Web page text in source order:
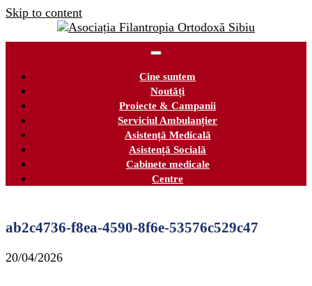
Skip to content
Cine suntem
Noutăți
Proiecte & Campanii
Serviciul Ambulanțier
Asistență Medicală
Asistență Socială
Cabinete medicale
Centre
ab2c4736-f8ea-4590-8f6e-53576c529c47
20/04/2026